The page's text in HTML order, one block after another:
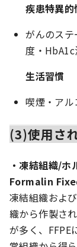
疾患特異的
がんのス
度・
生活習慣
喫煙・ア
(3)使用さ
・凍結組織/ホ
Formalin
凍結組織およ
織から作製さ
が多く、FFPE